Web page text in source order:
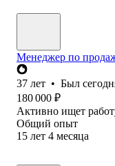
Менеджер по
37 лет • Был
180 000 ₽
Активно ищет
Общий опыт
15 лет 4 месяца